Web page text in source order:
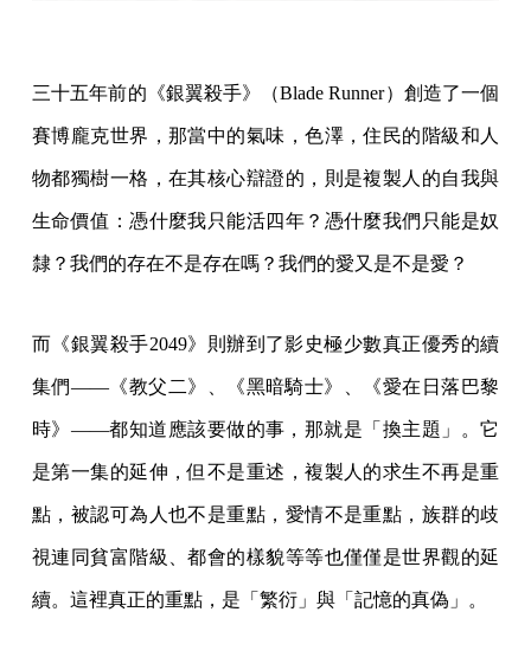
三十五年前的《銀翼殺手》（Blade Runner）創造了一個
賽博龐克世界，那當中的氣味，色澤，住民的階級和人
物都獨樹一格，在其核心辯證的，則是複製人的自我與
生命價值：憑什麼我只能活四年？憑什麼我們只能是奴
隸？我們的存在不是存在嗎？我們的愛又是不是愛？
而《銀翼殺手2049》則辦到了影史極少數真正優秀的續
集們——《教父二》、《黑暗騎士》、《愛在日落巴黎
時》——都知道應該要做的事，那就是「換主題」。它
是第一集的延伸，但不是重述，複製人的求生不再是重
點，被認可為人也不是重點，愛情不是重點，族群的歧
視連同貧富階級、都會的樣貌等等也僅僅是世界觀的延
續。這裡真正的重點，是「繁衍」與「記憶的真偽」。